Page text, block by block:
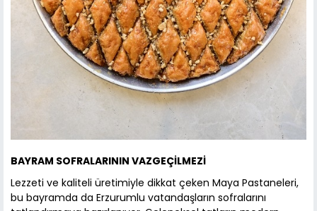
BAYRAM SOFRALARININ VAZGEÇİLMEZİ
Lezzeti ve kaliteli üretimiyle dikkat çeken Maya Pastaneleri,
bu bayramda da Erzurumlu vatandaşların sofralarını